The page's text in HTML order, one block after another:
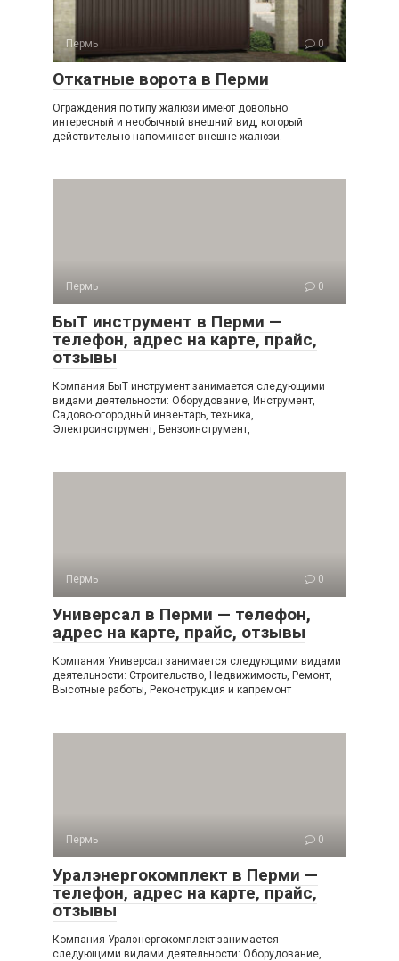
Пермь 0
Откатные ворота в Перми
Ограждения по типу жалюзи имеют довольно
интересный и необычный внешний вид, который
действительно напоминает внешне жалюзи.
Пермь 0
БыТ инструмент в Перми —
телефон, адрес на карте, прайс,
отзывы
Компания БыТ инструмент занимается следующими
видами деятельности: Оборудование, Инструмент,
Садово-огородный инвентарь, техника,
Электроинструмент, Бензоинструмент,
Пермь 0
Универсал в Перми — телефон,
адрес на карте, прайс, отзывы
Компания Универсал занимается следующими видами
деятельности: Строительство, Недвижимость, Ремонт,
Высотные работы, Реконструкция и капремонт
Пермь 0
Уралэнергокомплект в Перми —
телефон, адрес на карте, прайс,
отзывы
Компания Уралэнергокомплект занимается
следующими видами деятельности: Оборудование,